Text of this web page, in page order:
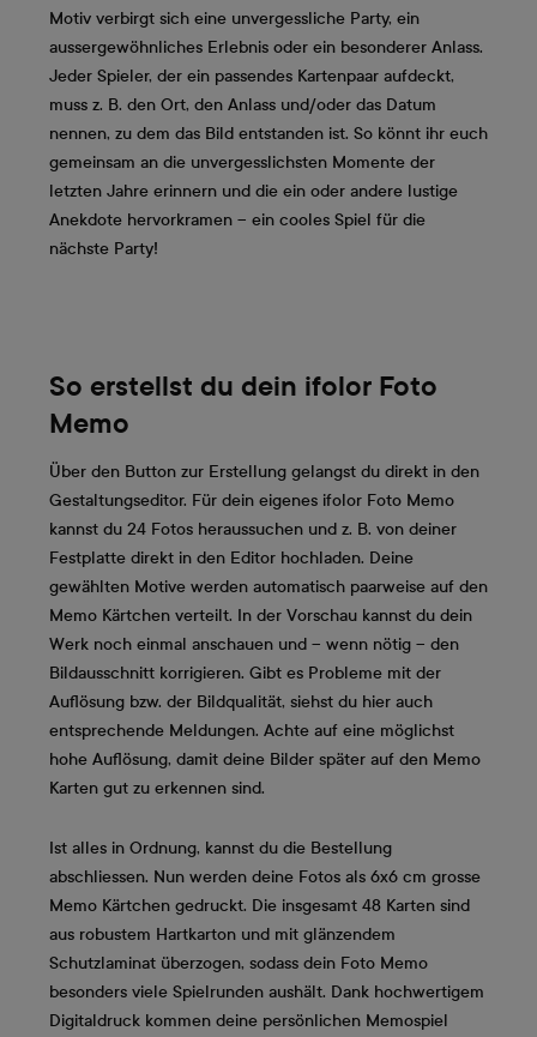
Motiv verbirgt sich eine unvergessliche Party, ein
aussergewöhnliches Erlebnis oder ein besonderer Anlass.
Jeder Spieler, der ein passendes Kartenpaar aufdeckt,
muss z. B. den Ort, den Anlass und/oder das Datum
nennen, zu dem das Bild entstanden ist. So könnt ihr euch
gemeinsam an die unvergesslichsten Momente der
letzten Jahre erinnern und die ein oder andere lustige
Anekdote hervorkramen – ein cooles Spiel für die
nächste Party!
So erstellst du dein ifolor Foto
Memo
Über den Button zur Erstellung gelangst du direkt in den
Gestaltungseditor. Für dein eigenes ifolor Foto Memo
kannst du 24 Fotos heraussuchen und z. B. von deiner
Festplatte direkt in den Editor hochladen. Deine
gewählten Motive werden automatisch paarweise auf den
Memo Kärtchen verteilt. In der Vorschau kannst du dein
Werk noch einmal anschauen und – wenn nötig – den
Bildausschnitt korrigieren. Gibt es Probleme mit der
Auflösung bzw. der Bildqualität, siehst du hier auch
entsprechende Meldungen. Achte auf eine möglichst
hohe Auflösung, damit deine Bilder später auf den Memo
Karten gut zu erkennen sind.
Ist alles in Ordnung, kannst du die Bestellung
abschliessen. Nun werden deine Fotos als 6x6 cm grosse
Memo Kärtchen gedruckt. Die insgesamt 48 Karten sind
aus robustem Hartkarton und mit glänzendem
Schutzlaminat überzogen, sodass dein Foto Memo
besonders viele Spielrunden aushält. Dank hochwertigem
Digitaldruck kommen deine persönlichen Memospiel